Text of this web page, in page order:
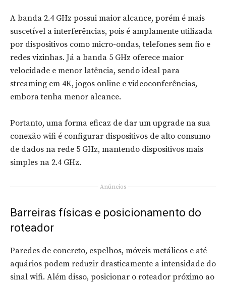
A banda 2.4 GHz possui maior alcance, porém é mais
suscetível a interferências, pois é amplamente utilizada
por dispositivos como micro-ondas, telefones sem fio e
redes vizinhas. Já a banda 5 GHz oferece maior
velocidade e menor latência, sendo ideal para
streaming em 4K, jogos online e videoconferências,
embora tenha menor alcance.
Portanto, uma forma eficaz de dar um upgrade na sua
conexão wifi é configurar dispositivos de alto consumo
de dados na rede 5 GHz, mantendo dispositivos mais
simples na 2.4 GHz.
Anúncios
Barreiras físicas e posicionamento do
roteador
Paredes de concreto, espelhos, móveis metálicos e até
aquários podem reduzir drasticamente a intensidade do
sinal wifi. Além disso, posicionar o roteador próximo ao